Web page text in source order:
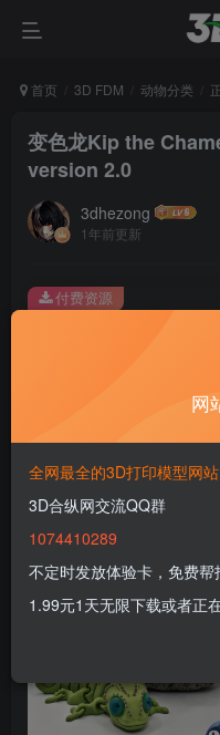
首页 3D FDM 动物分类
变色龙Kip the
version 2.0
3dhezong
1年前更新
此内容为付费资源，请付费
贵宾VIP会员免费
付费资源
网
全网最全的3D打印模型网站
3D合纵网交流QQ群
1074410289
不定时发放体验卡，免费帮
1.99元1天无限下载或者正